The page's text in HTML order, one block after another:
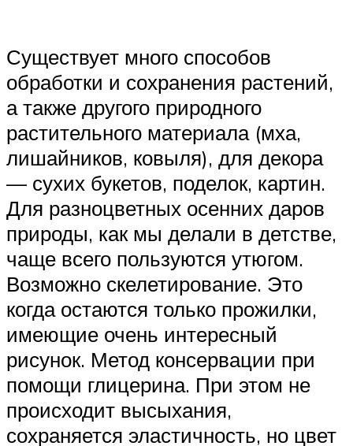
Существует много способов
обработки и сохранения растений,
а также другого природного
растительного материала (мха,
лишайников, ковыля), для декора
— сухих букетов, поделок, картин.
Для разноцветных осенних даров
природы, как мы делали в детстве,
чаще всего пользуются утюгом.
Возможно скелетирование. Это
когда остаются только прожилки,
имеющие очень интересный
рисунок. Метод консервации при
помощи глицерина. При этом не
происходит высыхания,
сохраняется эластичность, но цвет